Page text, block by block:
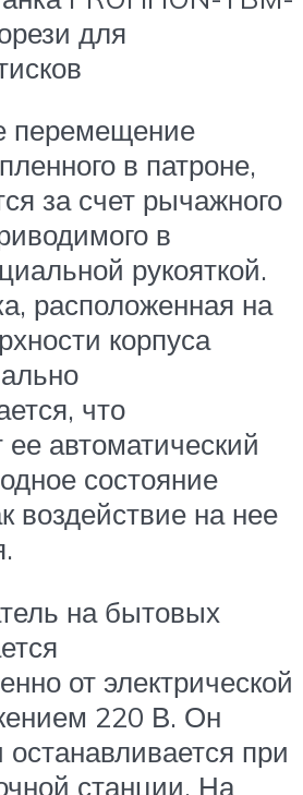
для
перемещение
в патроне,
за счет рычажного
в
рукояткой.
расположенная на
корпуса
что
ее автоматический
состояние
воздействие на нее
на бытовых
от электрической
220 В. Он
останавливается при
станции. На